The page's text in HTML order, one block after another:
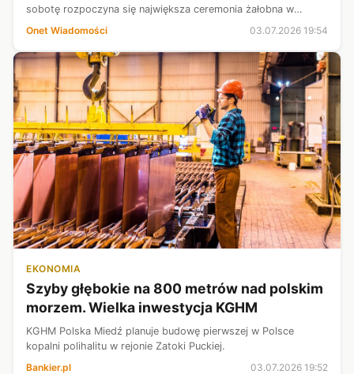
sobotę rozpoczyna się największa ceremonia żałobna w
historii Islamskiej Republiki. Dlaczego pogrzeb odbywa się z
Onet Wiadomości 03.07.2026 19:54
EKONOMIA
Szyby głębokie na 800 metrów nad polskim
morzem. Wielka inwestycja KGHM
KGHM Polska Miedź planuje budowę pierwszej w Polsce
kopalni polihalitu w rejonie Zatoki Puckiej.
Bankier.pl
03.07.2026 19:52